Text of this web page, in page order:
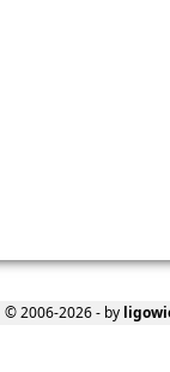
© 2006-2026 - by